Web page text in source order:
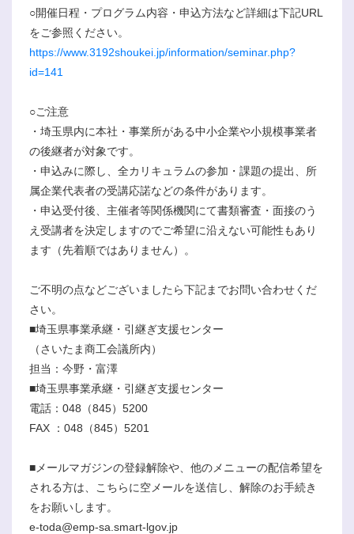
○開催日程・プログラム内容・申込方法など詳細は下記URL
をご参照ください。
https://www.3192shoukei.jp/information/seminar.php?
id=141
○ご注意
・埼玉県内に本社・事業所がある中小企業や小規模事業者
の後継者が対象です。
・申込みに際し、全カリキュラムの参加・課題の提出、所
属企業代表者の受講応諾などの条件があります。
・申込受付後、主催者等関係機関にて書類審査・面接のう
え受講者を決定しますのでご希望に沿えない可能性もあり
ます（先着順ではありません）。
ご不明の点などございましたら下記までお問い合わせくだ
さい。
■埼玉県事業承継・引継ぎ支援センター
（さいたま商工会議所内）
担当：今野・富澤
■埼玉県事業承継・引継ぎ支援センター
電話：048（845）5200
FAX ：048（845）5201
■メールマガジンの登録解除や、他のメニューの配信希望を
される方は、こちらに空メールを送信し、解除のお手続き
をお願いします。
e-toda@emp-sa.smart-lgov.jp